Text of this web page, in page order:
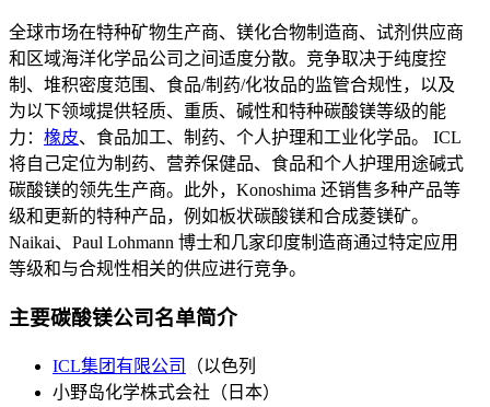
全球市场在特种矿物生产商、镁化合物制造商、试剂供应商
和区域海洋化学品公司之间适度分散。竞争取决于纯度控
制、堆积密度范围、食品/制药/化妆品的监管合规性，以及
为以下领域提供轻质、重质、碱性和特种碳酸镁等级的能
力： 橡皮、食品加工、制药、个人护理和工业化学品。 ICL
将自己定位为制药、营养保健品、食品和个人护理用途碱式
碳酸镁的领先生产商。此外，Konoshima 还销售多种产品等
级和更新的特种产品，例如板状碳酸镁和合成菱镁矿。
Naikai、Paul Lohmann 博士和几家印度制造商通过特定应用
等级和与合规性相关的供应进行竞争。
主要碳酸镁公司名单简介
ICL集团有限公司
（以色列
小野岛化学株式会社（日本）